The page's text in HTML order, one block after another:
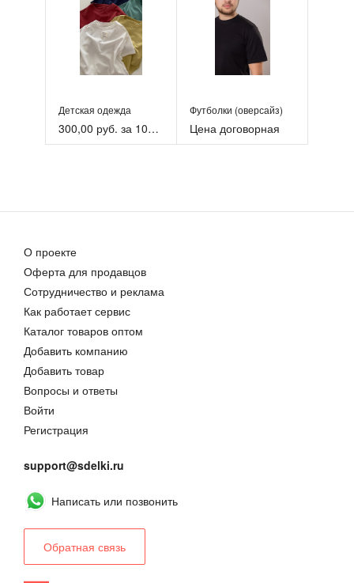
Детская одежда
300,00 руб. за 100шт
Футболки (оверсайз)
Цена договорная
О проекте
Оферта для продавцов
Сотрудничество и реклама
Как работает сервис
Каталог товаров оптом
Добавить компанию
Добавить товар
Вопросы и ответы
Войти
Регистрация
support@sdelki.ru
Написать или позвонить
Обратная связь